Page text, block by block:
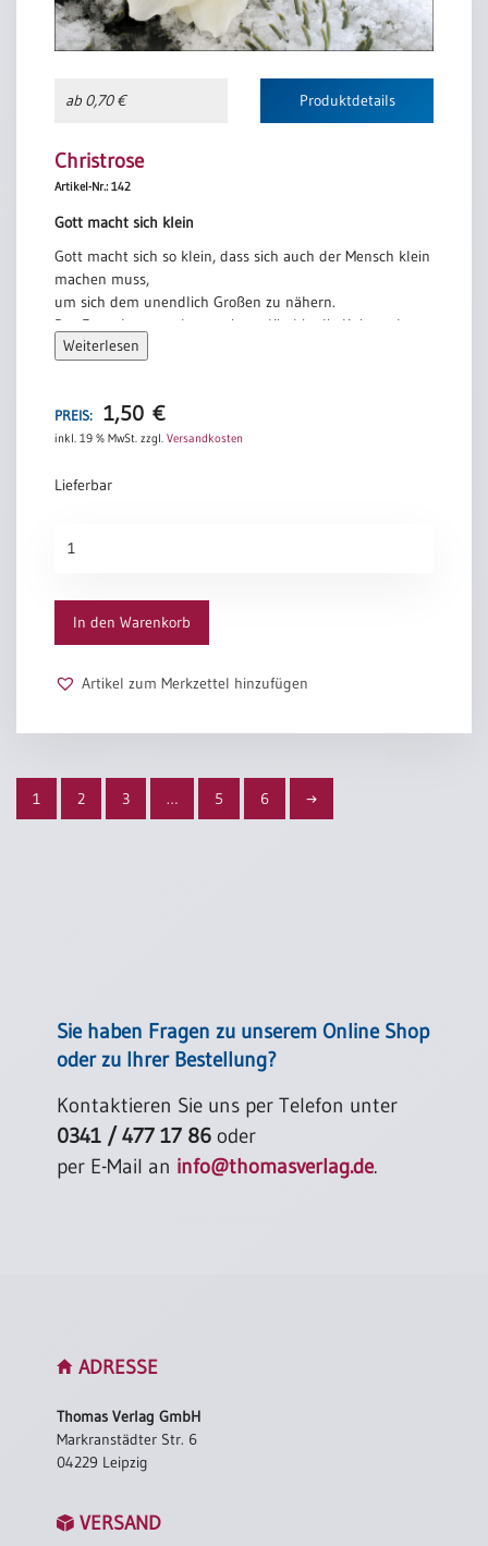
ab 0,70 € Produktdetails
Christrose
Artikel-Nr.: 142
Gott macht sich klein
Gott macht sich so klein, dass sich auch der Mensch klein
machen muss,
um sich dem unendlich Großen zu nähern.
Der Erwachsene geht vor einem Kind in die Knie und
begegnet Gott
machen. Wenn er sich aber bückt, wird er Liebe finden,
die ihn unendlich groß macht.
Weiterlesen
PREIS: 1,50 €
inkl. 19 % MwSt. zzgl. Versandkosten
Lieferbar
Menge
In den Warenkorb
Artikel zum Merkzettel hinzufügen
1 2 3 … 5 6 →
Sie haben Fragen zu unserem Online Shop
oder zu Ihrer Bestellung?
Kontaktieren Sie uns per Telefon unter
0341 / 477 17 86 oder
per E-Mail an info@thomasverlag.de.
ADRESSE
Thomas Verlag GmbH
Markranstädter Str. 6
04229 Leipzig
VERSAND